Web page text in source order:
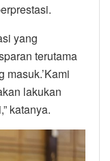
yang
terutama
masuk.’Kami
lakukan
katanya.